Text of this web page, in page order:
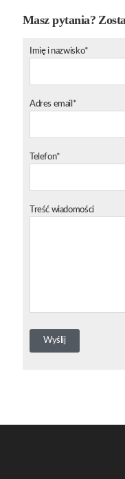
Masz pytania?
Imię i nazwisko*
Adres email*
Telefon*
Treść wiadomości